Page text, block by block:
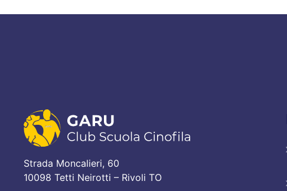
Strada Moncalieri, 60
10098 Tetti Neirotti – Rivoli TO